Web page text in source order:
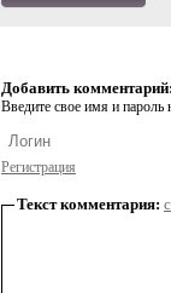
Добавить комментарий:
Введите свое имя и пароль
Регистрация
Текст комментария: